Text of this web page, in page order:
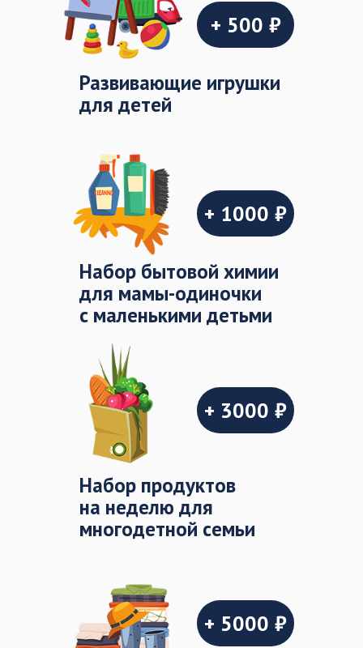
Развивающие игрушки
для детей
Набор бытовой химии
для мамы-одиночки
с маленькими детьми
Набор продуктов
на неделю для
многодетной семьи
+ 5000 ₽
+ 3000 ₽
+ 1000 ₽
+ 500 ₽